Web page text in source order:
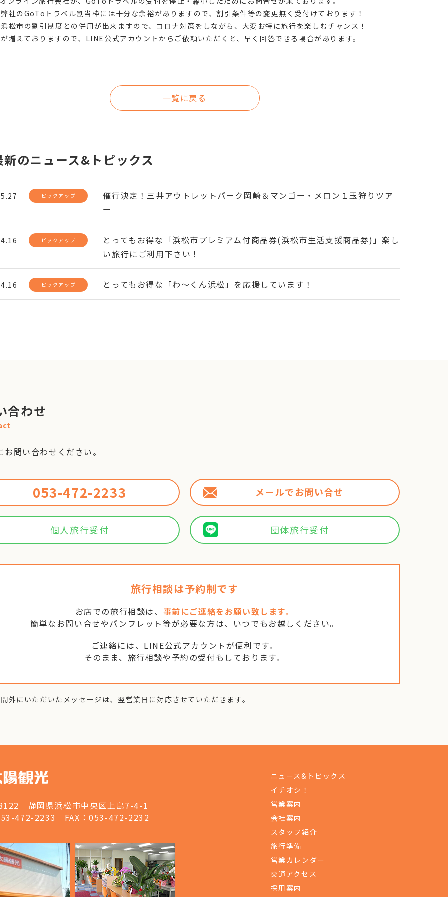
社のGoToトラベル割当枠には十分な余裕がありますので、割引条件等の変更無く受付けております！
松市の割引制度との併用が出来ますので、コロナ対策をしながら、大変お特に旅行を楽しむチャンス！
増えておりますので、LINE公式アカウントからご依頼いただくと、早く回答できる場合があります。
一覧に戻る
新のニュース&トピックス
ピックアップ
催行決定！三井アウトレットパーク岡崎＆マンゴー・メロン１玉狩りツア
ー
ピックアップ
とってもお得な「浜松市プレミアム付商品券(浜松市生活支援商品券)」楽し
い旅行にご利用下さい！
ピックアップ とってもお得な「わ～くん浜松」を応援しています！
合わせ
お問い合わせください。
053-472-2233 メールでお問い合せ
個人旅行受付 団体旅行受付
旅行相談は予約制です
お店での旅行相談は、 事前にご連絡をお願い致します。
簡単なお問い合せやパンフレット等が必要な方は、いつでもお越しください。
ご連絡には、LINE公式アカウントが便利です。
そのまま、旅行相談や予約の受付もしております。
外にいただいたメッセージは、翌営業日に対応させていただきます。
静岡県浜松市中央区上島7-4-1
472-2233 FAX：053-472-2232
ニュース&トピックス
イチオシ！
営業案内
会社案内
スタッフ紹介
旅行準備
営業カレンダー
交通アクセス
採用案内